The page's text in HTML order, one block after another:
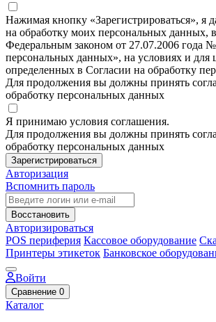
Нажимая кнопку «Зарегистрироваться», я
на обработку моих персональных данных,
Федеральным законом от 27.07.2006 года
персональных данных», на условиях и для
определенных в Согласии на обработку
Для продолжения вы должны принять
обработку персональных данных
Я принимаю условия соглашения.
Для продолжения вы должны принять
обработку персональных данных
Зарегистрироваться
Авторизация
Вспомнить пароль
Восстановить
Авторизироваться
POS периферия Кассовое оборудование
Принтеры этикеток Банковское
Войти
Сравнение 0
Каталог